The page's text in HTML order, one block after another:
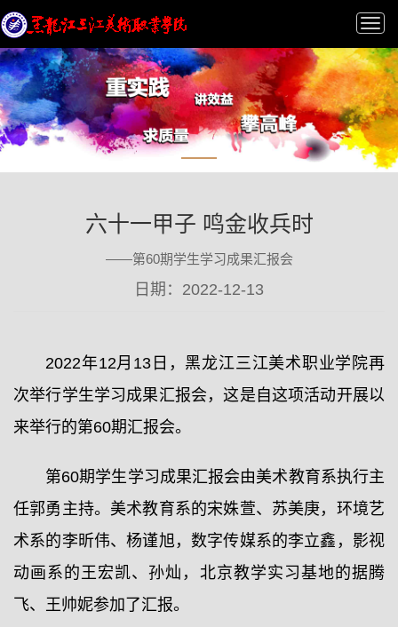
六十一甲子 鸣金收兵时
——第60期学生学习成果汇报会
日期：2022-12-13
2022年12月13日，黑龙江三江美术职业学院再
次举行学生学习成果汇报会，这是自这项活动开展以
来举行的第60期汇报会。
第60期学生学习成果汇报会由美术教育系执行主
任郭勇主持。美术教育系的宋姝萱、苏美庚，环境艺
术系的李昕伟、杨谨旭，数字传媒系的李立鑫，影视
动画系的王宏凯、孙灿，北京教学实习基地的据腾
飞、王帅妮参加了汇报。